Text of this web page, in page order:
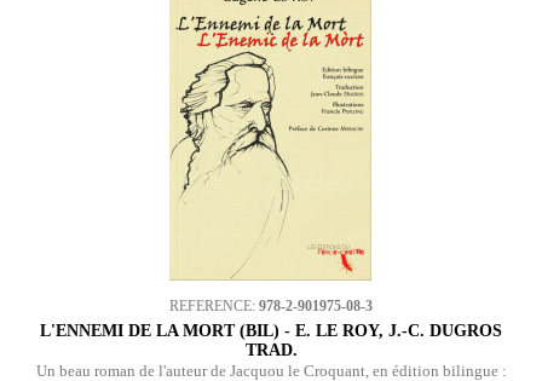
REFERENCE: 978-2-901975-08-3
L'ENNEMI DE LA MORT (BIL) - E. LE ROY, J.-C. DUGROS
TRAD.
Un beau roman de l'auteur de Jacquou le Croquant, en édition bilingue :